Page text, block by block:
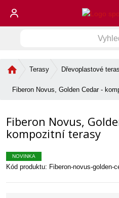
o
í
t
a
n
Terasy Dřevoplastové
Fiberon Novus, Golden Cedar -
Fiberon Novus,
kompozitní terasy
NOVINKA
Kód produktu: Fiberon-novus-golden-